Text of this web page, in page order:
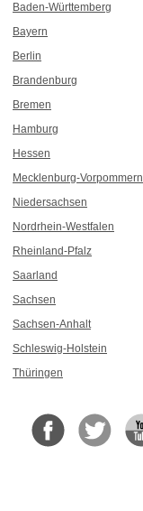
Baden-Württemberg
Bayern
Berlin
Brandenburg
Bremen
Hamburg
Hessen
Mecklenburg-Vorpommern
Niedersachsen
Nordrhein-Westfalen
Rheinland-Pfalz
Saarland
Sachsen
Sachsen-Anhalt
Schleswig-Holstein
Thüringen